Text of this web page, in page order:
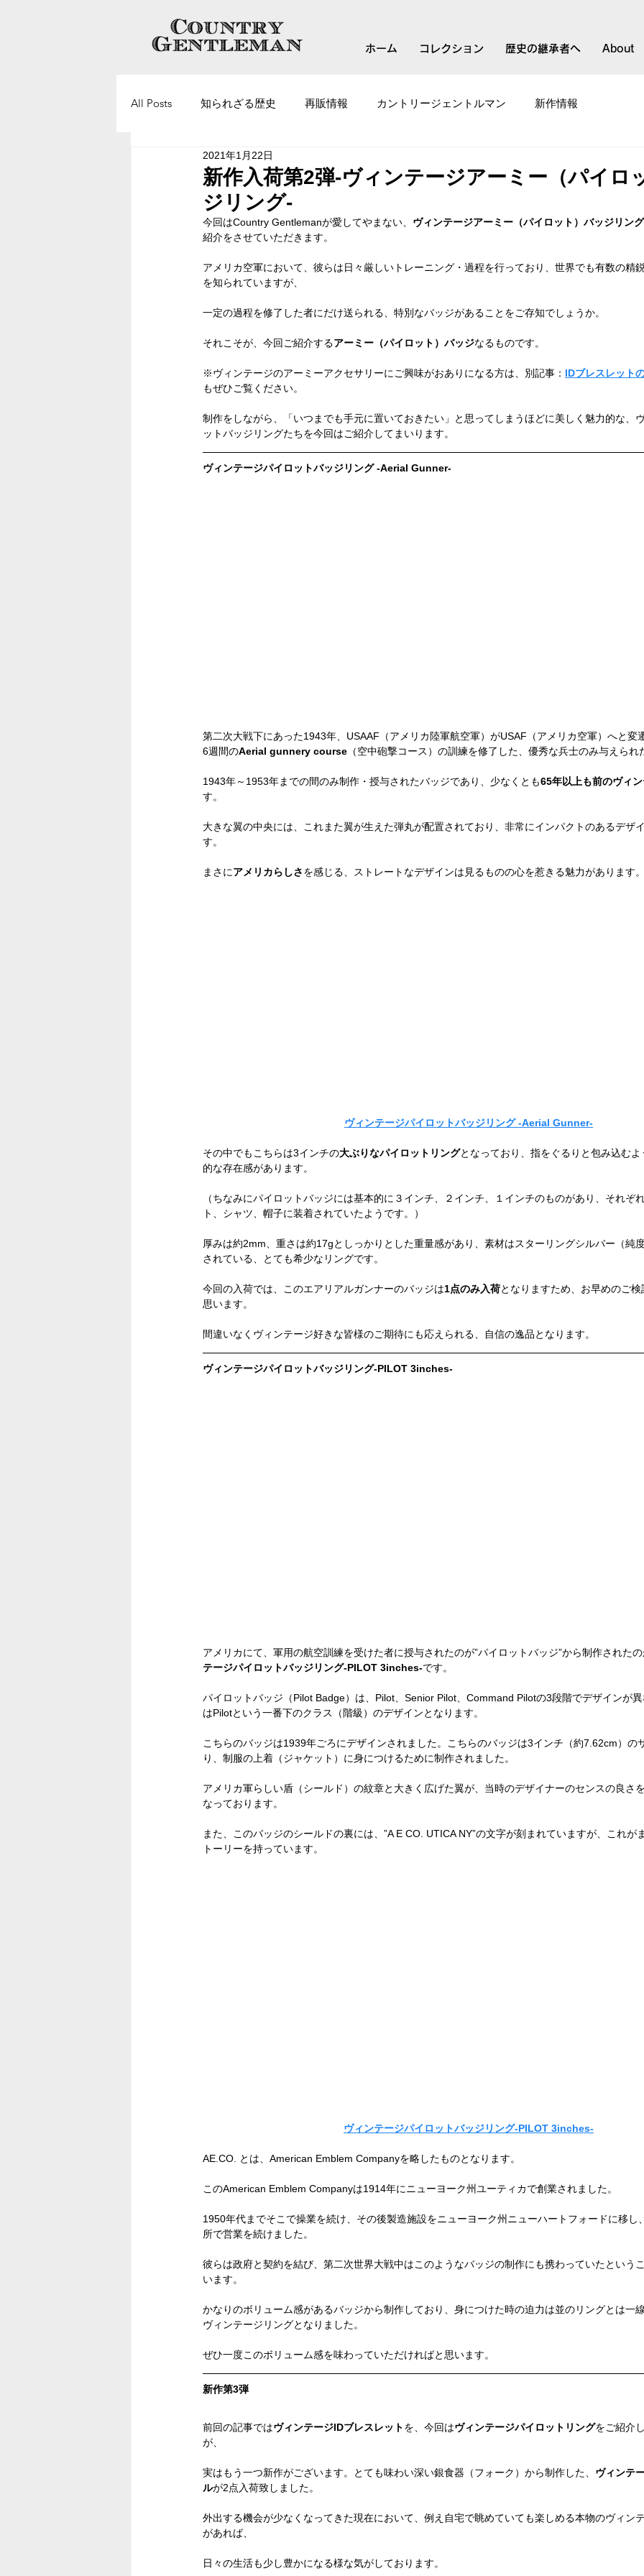
ホーム コレクション 歴史の継承者へ About
All Posts 知られざる歴史 再販情報 カントリージェントルマン 新作情報
ヴィンテージアクセサリーについて
新作入荷第2弾-ヴィンテージアーミー（パイロ
ジリング-
2021年1月22日
今回はCountry Gentlemanが愛してやまない、 ヴィンテージアーミー（パイロット）バッジリング
紹介をさせていただきます。
アメリカ空軍において、彼らは日々厳しいトレーニング・過程を行っており、世界でも有数の精
を知られていますが、
一定の過程を修了した者にだけ送られる、特別なバッジがあることをご存知でしょうか。
それこそが、今回ご紹介するアーミー（パイロット）バッジなるものです。
※ヴィンテージのアーミーアクセサリーにご興味がおありになる方は、別記事： IDブレスレット
もぜひご覧ください。
制作をしながら、「いつまでも手元に置いておきたい」と思ってしまうほどに美しく魅力的な、
ットバッジリングたちを今回はご紹介してまいります。
ヴィンテージパイロットバッジリング -Aerial Gunner-
第二次大戦下にあった1943年、USAAF（アメリカ陸軍航空軍）がUSAF（アメリカ空軍）へと変
6週間のAerial gunnery course （空中砲撃コース）の訓練を修了した、優秀な兵士のみ与えられ
1943年～1953年までの間のみ制作・授与されたバッジであり、少なくとも65年以上も前のヴィ
す。
大きな翼の中央には、これまた翼が生えた弾丸が配置されており、非常にインパクトのあるデザ
す。
まさにアメリカらしさを感じる、ストレートなデザインは見るものの心を惹きる魅力があります。
ヴィンテージパイロットバッジリング -Aerial Gunner-
その中でもこちらは3インチの大ぶりなパイロットリングとなっており、指をぐるりと包み込む
的な存在感があります。
（ちなみにパイロットバッジには基本的に３インチ、２インチ、１インチのものがあり、それぞ
ト、シャツ、帽子に装着されていたようです。）
厚みは約2mm、重さは約17gとしっかりとした重量感があり、素材はスターリングシルバー（純
されている、とても希少なリングです。
今回の入荷では、このエアリアルガンナーのバッジは1点のみ入荷となりますため、お早めのご
思います。
間違いなくヴィンテージ好きな皆様のご期待にも応えられる、自信の逸品となります。
ヴィンテージパイロットバッジリング-PILOT 3inches-
アメリカにて、軍用の航空訓練を受けた者に授与されたのが”パイロットバッジ”から制作された
テージパイロットバッジリング-PILOT 3inches-です。
パイロットバッジ（Pilot Badge）は、Pilot、Senior Pilot、Command Pilotの3段階でデザインが
はPilotという一番下のクラス（階級）のデザインとなります。
こちらのバッジは1939年ごろにデザインされました。こちらのバッジは3インチ（約7.62cm）の
り、制服の上着（ジャケット）に身につけるために制作されました。
アメリカ軍らしい盾（シールド）の紋章と大きく広げた翼が、当時のデザイナーのセンスの良さ
なっております。
また、このバッジのシールドの裏には、”A E CO. UTICA NY”の文字が刻まれていますが、これが
トーリーを持っています。
ヴィンテージパイロットバッジリング-PILOT 3inches-
AE.CO. とは、American Emblem Companyを略したものとなります。
このAmerican Emblem Companyは1914年にニューヨーク州ユーティカで創業されました。
1950年代までそこで操業を続け、その後製造施設をニューヨーク州ニューハートフォードに移し
所で営業を続けました。
彼らは政府と契約を結び、第二次世界大戦中はこのようなバッジの制作にも携わっていたという
います。
かなりのボリューム感があるバッジから制作しており、身につけた時の迫力は並のリングとは一
ヴィンテージリングとなりました。
ぜひ一度このボリューム感を味わっていただければと思います。
新作第3弾
前回の記事ではヴィンテージIDブレスレットを、今回はヴィンテージパイロットリングをご紹介
が、
実はもう一つ新作がございます。とても味わい深い銀食器（フォーク）から制作した、 ヴィンテ
ルが2点入荷致しました。
外出する機会が少なくなってきた現在において、例え自宅で眺めていても楽しめる本物のヴィン
があれば、
日々の生活も少し豊かになる様な気がしております。